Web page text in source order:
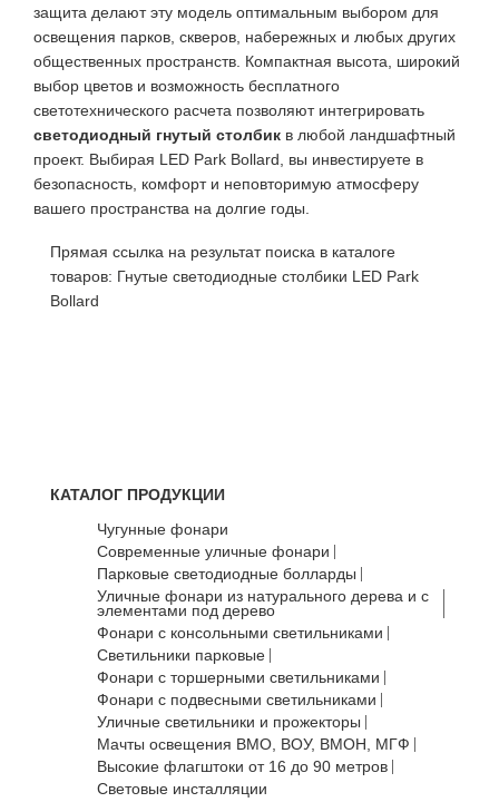
защита делают эту модель оптимальным выбором для
освещения парков, скверов, набережных и любых других
общественных пространств. Компактная высота, широкий
выбор цветов и возможность бесплатного
светотехнического расчета позволяют интегрировать
светодиодный гнутый столбик в любой ландшафтный
проект. Выбирая LED Park Bollard, вы инвестируете в
безопасность, комфорт и неповторимую атмосферу
вашего пространства на долгие годы.
Прямая ссылка на результат поиска в каталоге
товаров: Гнутые светодиодные столбики LED Park
Bollard
КАТАЛОГ ПРОДУКЦИИ
Чугунные фонари
Современные уличные фонари
Парковые светодиодные болларды
Уличные фонари из натурального дерева и с
элементами под дерево
Фонари с консольными светильниками
Светильники парковые
Фонари с торшерными светильниками
Фонари с подвесными светильниками
Уличные светильники и прожекторы
Мачты освещения ВМО, ВОУ, ВМОН, МГФ
Высокие флагштоки от 16 до 90 метров
Световые инсталляции